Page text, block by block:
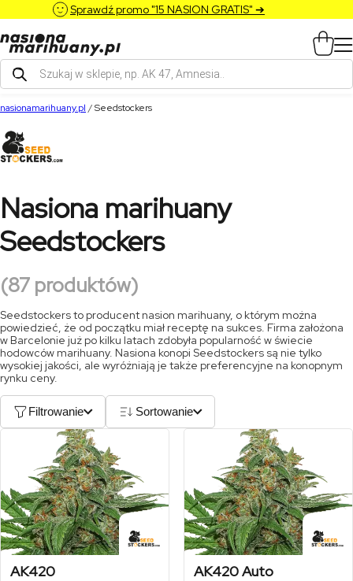
Sprawdź promo "15 NASION GRATIS" ➔
Wyszukiwarka
produktów
nasionamarihuany.pl /Seedstockers
Nasiona marihuany
Seedstockers
(87 produktów)
Seedstockers to producent nasion marihuany, o którym można
powiedzieć, że od początku miał receptę na sukces. Firma założona
w Barcelonie już po kilku latach zdobyła popularność w świecie
hodowców marihuany. Nasiona konopi Seedstockers są nie tylko
wysokiej jakości, ale wyróżniają je także preferencyjne na konopnym
rynku ceny.
Filtrowanie Sortowanie
AK420 AK420 Auto